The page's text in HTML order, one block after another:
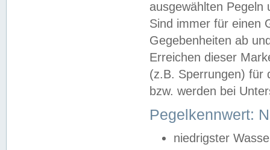
ausgewählten
Sind immer für einen
Gegebenheiten ab
Erreichen dieser
(z.B. Sperrungen) für
bzw. werden bei
Pegelkennwert:
niedrigster